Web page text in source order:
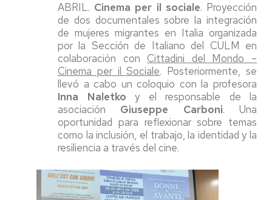
ABRIL. Cinema per il sociale. Proyección
de dos documentales sobre la integración
de mujeres migrantes en Italia organizada
por la Sección de Italiano del CULM en
colaboración conCittadini del Mondo –
Cinema per il Sociale. Posteriormente, se
llevó a cabo un coloquio con la profesora
Inna Naletko y el responsable de la
asociación Giuseppe Carboni. Una
oportunidad para reflexionar sobre temas
como la inclusión, el trabajo, la identidad y la
resiliencia a través del cine.